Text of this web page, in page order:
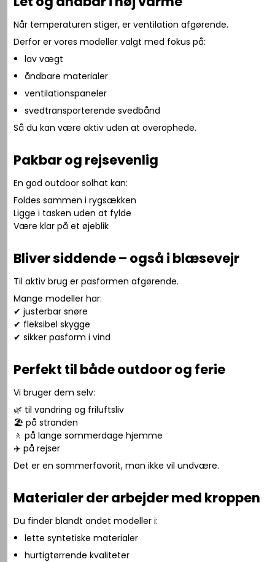
Når temperaturen stiger, er ventilation afgørende.
Derfor er vores modeller valgt med fokus på:
lav vægt
åndbare materialer
ventilationspaneler
svedtransporterende svedbånd
Så du kan være aktiv uden at overophede.
Pakbar og rejsevenlig
En god outdoor solhat kan:
Foldes sammen i rygsækken
Ligge i tasken uden at fylde
Være klar på et øjeblik
Bliver siddende – også i blæsevejr
Til aktiv brug er pasformen afgørende.
Mange modeller har:
✔ justerbar snøre
✔ fleksibel skygge
✔ sikker pasform i vind
Perfekt til både outdoor og ferie
Vi bruger dem selv:
🌿 til vandring og friluftsliv
🏖️ på stranden
🚶 på lange sommerdage hjemme
✈️ på rejser
Det er en sommerfavorit, man ikke vil undvære.
Materialer der arbejder med kroppen
Du finder blandt andet modeller i:
lette syntetiske materialer
hurtigtørrende kvaliteter